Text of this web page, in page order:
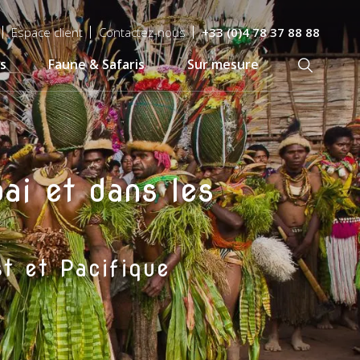
Espace client Contactez-nous +33 (0)4 78 37 88 88
Faune & Safaris Sur mesure
et dans les
et Pacifique